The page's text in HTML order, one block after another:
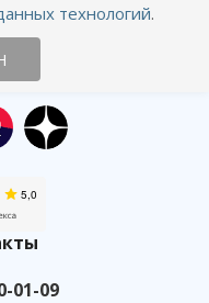
связи
01-09
технологий.